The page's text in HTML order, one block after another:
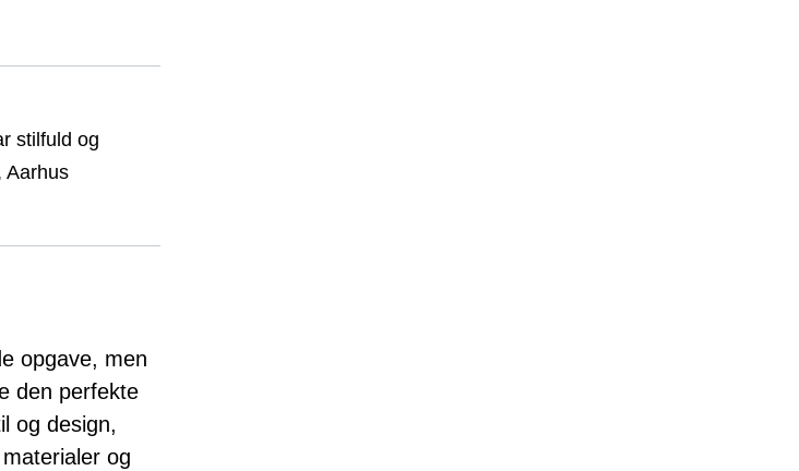
stilfuld og
Aarhus
opgave, men
den perfekte
og design,
og